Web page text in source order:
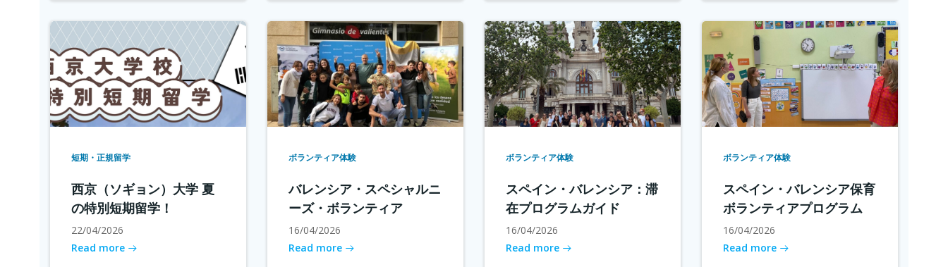
短期・正規留学
西京（ソギョン）大学 夏
の特別短期留学！
22/04/2026
Read more
ボランティア体験
バレンシア・スペシャルニ
ーズ・ボランティア
16/04/2026
Read more
ボランティア体験
スペイン・バレンシア：滞
在プログラムガイド
16/04/2026
Read more
ボランティア体験
スペイン・バレンシア保育
ボランティアプログラム
16/04/2026
Read more